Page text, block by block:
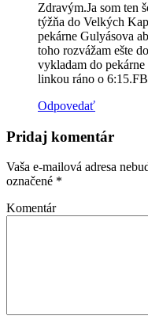
Zdravým.Ja som ten
týžňa do Velkých
pekárne Gulyásova
toho rozvážam ešte
vykladam do
linkou ráno o
Odpovedať
Pridaj komentár
Vaša e-mailová adresa
označené *
Komentár